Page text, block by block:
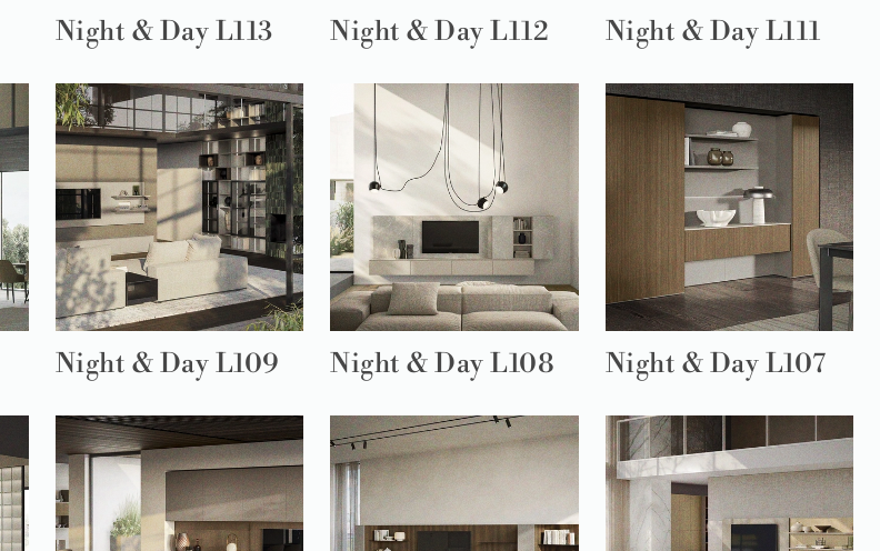
Night & Day L113 Night & Day L112 Night & Day L111
Night & Day L109 Night & Day L108 Night & Day L107